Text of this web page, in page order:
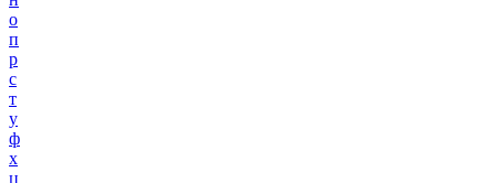
о
п
р
с
т
у
ф
х
ц